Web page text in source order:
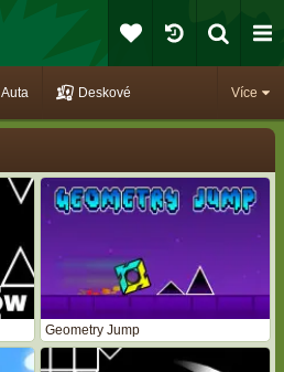
Více
Auta Deskové
Geometry Jump